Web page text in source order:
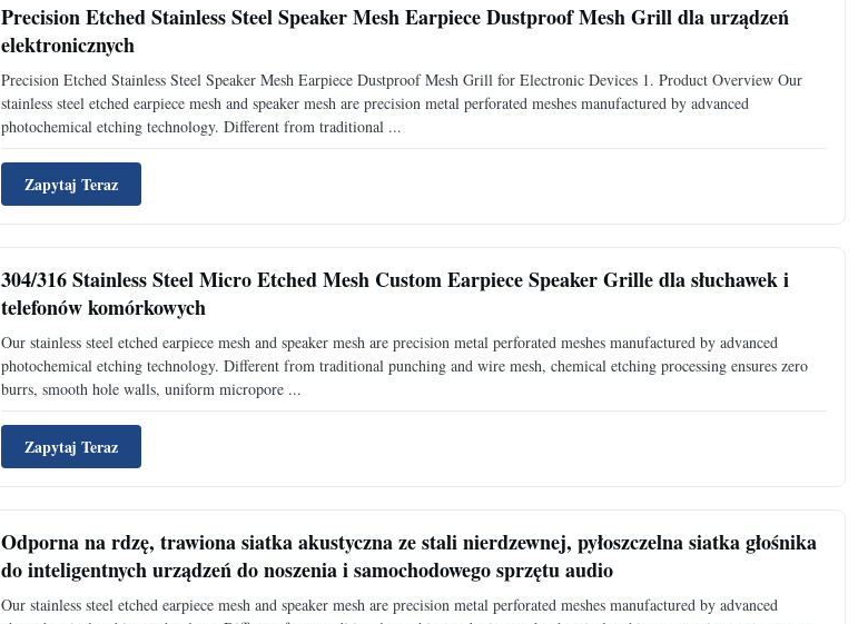
Precision Etched Stainless Steel Speaker Mesh Earpiece Dustproof Mesh Grill dla urządzeń
elektronicznych
Precision Etched Stainless Steel Speaker Mesh Earpiece Dustproof Mesh Grill for Electronic Devices 1. Product Overview Our
stainless steel etched earpiece mesh and speaker mesh are precision metal perforated meshes manufactured by advanced
photochemical etching technology. Different from traditional ...
Zapytaj Teraz
304/316 Stainless Steel Micro Etched Mesh Custom Earpiece Speaker Grille dla słuchawek i
telefonów komórkowych
Our stainless steel etched earpiece mesh and speaker mesh are precision metal perforated meshes manufactured by advanced
photochemical etching technology. Different from traditional punching and wire mesh, chemical etching processing ensures zero
burrs, smooth hole walls, uniform micropore ...
Zapytaj Teraz
Odporna na rdzę, trawiona siatka akustyczna ze stali nierdzewnej, pyłoszczelna siatka głośnika
do inteligentnych urządzeń do noszenia i samochodowego sprzętu audio
Our stainless steel etched earpiece mesh and speaker mesh are precision metal perforated meshes manufactured by advanced